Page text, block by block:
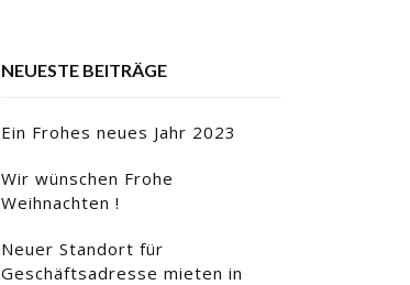
NEUESTE BEITRÄGE
Ein Frohes neues Jahr 2023
Wir wünschen Frohe
Weihnachten !
Neuer Standort für
Geschäftsadresse mieten in